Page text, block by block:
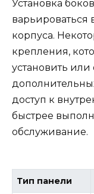
Установка
варьироваться
корпуса.
крепления,
установить или
доступ к
быстрее
обслуживание.
Тип панели